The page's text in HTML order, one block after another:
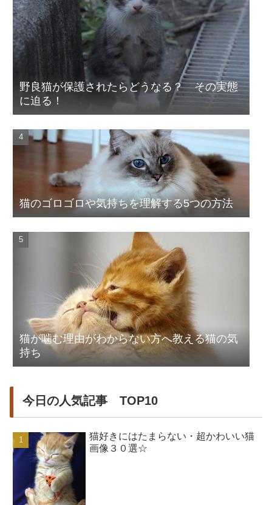
野良猫が保護されたらどうなる？ その実態
に迫る！
猫のゴロゴロや気持ちを理解する5つの方法
猫が噛む理由がわからない方へ教える猫の気
持ち
今日の人気記事 TOP10
猫好きにはたまらない・超かわいい猫
画像３０選☆